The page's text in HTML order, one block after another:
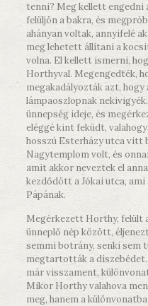
tenni? Meg kellett engedni
felüljön a bakra, és
ahányan voltak, annyifelé
meg lehetett állítani a
volna. El kellett ismerni,
Horthyval. Megengedték,
megakadályozták azt, hogy
lámpaoszlopnak
ünnepség ideje, és
eléggé kint feküdt,
hosszú Esterházy utca vitt
Nagytemplom volt, és
amit akkor neveztek el
kezdődött a Jókai utca,
Pápának.
Megérkezett Horthy, felült
ünneplő nép között,
semmi botrány, senki sem
megtartották a
már visszament,
Mikor Horthy valahova
meg, hanem a